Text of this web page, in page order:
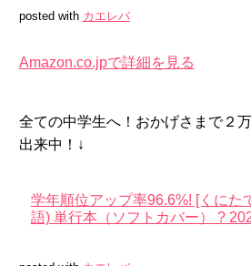
posted with カエレバ
Amazon.co.jpで詳細を見る
全ての中学生へ！おかげさまで２
出来中！↓
学年順位アップ率96.6%! [くにた
語) 単行本（ソフトカバー） ?